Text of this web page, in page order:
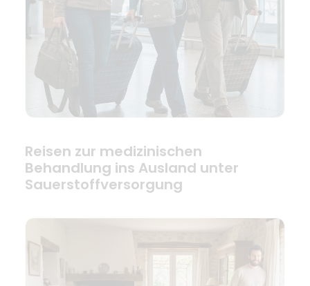
Reisen zur medizinischen
Behandlung ins Ausland unter
Sauerstoffversorgung